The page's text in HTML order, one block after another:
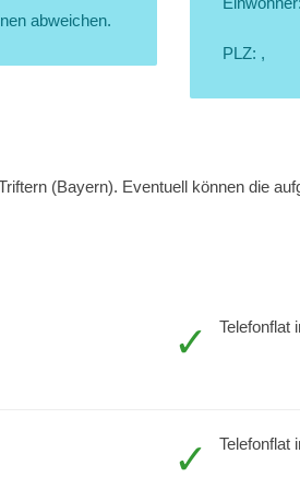
abweichen.
PLZ: ,
(Bayern). Eventuell können die
Telefonflat
Telefonflat